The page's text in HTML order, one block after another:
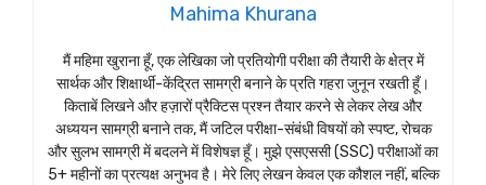
Mahima Khurana
मैं महिमा खुराना हूँ, एक लेखिका जो प्रतियोगी परीक्षा की तैयारी के क्षेत्र में
सार्थक और शिक्षार्थी-केंद्रित सामग्री बनाने के प्रति गहरा जुनून रखती हूँ।
किताबें लिखने और हज़ारों प्रैक्टिस प्रश्न तैयार करने से लेकर लेख और
अध्ययन सामग्री बनाने तक, मैं जटिल परीक्षा-संबंधी विषयों को स्पष्ट, रोचक
और सुलभ सामग्री में बदलने में विशेषज्ञ हूँ। मुझे एसएससी (SSC) परीक्षाओं का
5+ महीनों का प्रत्यक्ष अनुभव है। मेरे लिए लेखन केवल एक कौशल नहीं, बल्कि